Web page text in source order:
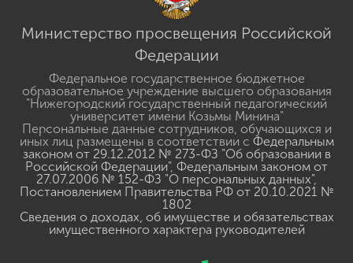
Министерство просвещения Российской
Федерации
Федеральное государственное бюджетное
образовательное учреждение высшего образования
"Нижегородский государственный педагогический
университет имени Козьмы Минина"
Персональные данные сотрудников, обучающихся и
иных лиц размещены в соответствии с Федеральным
законом от 29.12.2012 № 273-ФЗ "Об образовании в
Российской Федерации", Федеральным законом от
27.07.2006 № 152-ФЗ "О персональных данных",
Постановлением Правительства РФ от 20.10.2021 №
1802
Сведения о доходах, об имуществе и обязательствах
имущественного характера руководителей